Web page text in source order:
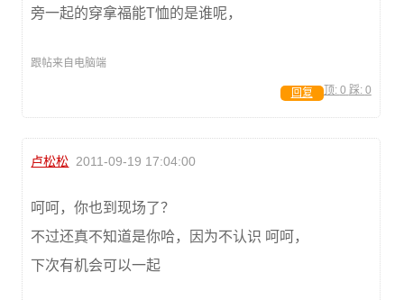
旁一起的穿拿福能T恤的是谁呢，
跟帖来自电脑端
顶: 0 踩: 0
回复
卢松松 2011-09-19 17:04:00
呵呵，你也到现场了？
不过还真不知道是你哈，因为不认识 呵呵，
下次有机会可以一起